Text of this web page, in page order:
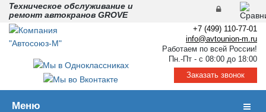
Техническое обслуживание и
ремонт автокранов GROVE
+7 (499) 110-77-01
info@avtounion-m.ru
Работаем по всей России!
Пн.-Пт - с 08:00 до 18:00
Заказать звонок
Меню